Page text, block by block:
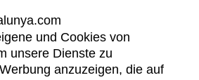
und Cookies von
unsere Dienste zu
anzuzeigen, die auf